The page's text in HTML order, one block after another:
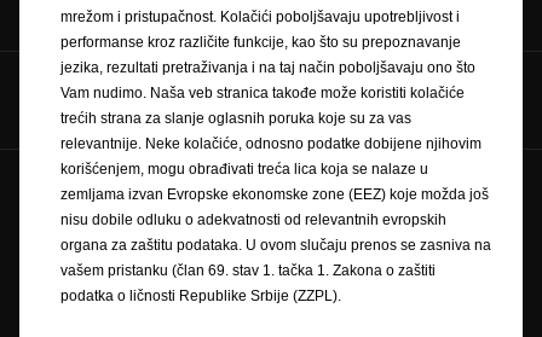
servis
Pratite nas na
Zaštitni znak i autorska prava
Pravilnik o zaštiti privatnosti
Pravilnik o kolačićima
Impressum
Novi podaci o potrošnji goriva
Pravna obavijest
Recikliranje
Opel u svijetu
Izjave o sukladnosti
Kontaktirajte nas
mrežom i pristupačnost. Kolačići poboljšavaju upotrebljivost i
performanse kroz različite funkcije, kao što su prepoznavanje
jezika, rezultati pretraživanja i na taj način poboljšavaju ono što
Vam nudimo. Naša veb stranica takođe može koristiti kolačiće
trećih strana za slanje oglasnih poruka koje su za vas
relevantnije. Neke kolačiće, odnosno podatke dobijene njihovim
korišćenjem, mogu obrađivati treća lica koja se nalaze u
zemljama izvan Evropske ekonomske zone (EEZ) koje možda još
nisu dobile odluku o adekvatnosti od relevantnih evropskih
organa za zaštitu podataka. U ovom slučaju prenos se zasniva na
vašem pristanku (član 69. stav 1. tačka 1. Zakona o zaštiti
podatka o ličnosti Republike Srbije (ZZPL).